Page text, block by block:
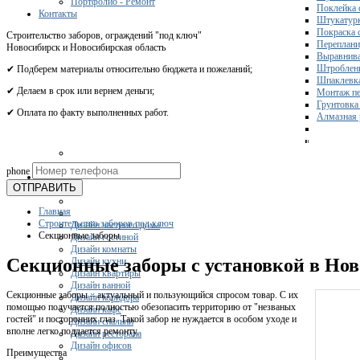
Поклейка
Покраска
Монтаж
Грунтовка
Алмазная
Дизайн
Дизайн частного дома
Дизайн гостиной
Дизайн комнаты
Дизайн кухни
Дизайн квартиры
Дизайн ванной
Дизайн коридора
Дизайн кафе
Дизайн спальни
Дизайн ресторана
Дизайн офисов
Контакты
Строительство заборов, ограждений "под ключ"
Новосибирск и Новосибирская область
✔ Подберем материалы относительно бюджета и пожеланий;
✔ Делаем в срок или вернем деньги;
✔ Оплата по факту выполненных работ.
phone
ОТПРАВИТЬ
Главная
Строительство заборов под ключ
Секционные заборы
Секционные заборы с установкой в
Секционные заборы – актуальный и пользующийся спросом товар. С их
помощью получается полностью обезопасить территорию от "незваных
гостей" и посторонних глаз. Такой забор не нуждается в особом уходе и
вполне легко поддается ремонту.
Преимущества